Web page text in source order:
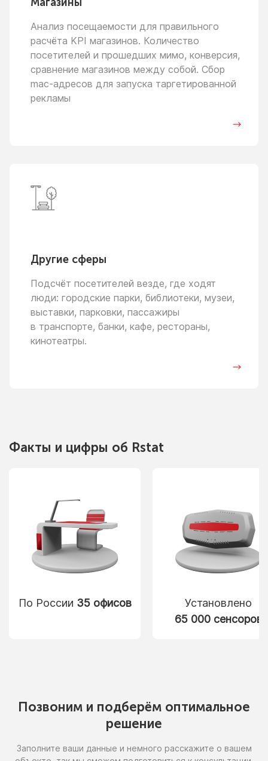
Анализ посещаемости для правильного
расчёта KPI магазинов. Количество
посетителей и прошедших мимо, конверсия,
сравнение магазинов между собой. Сбор
mac-адресов для запуска таргетированной
рекламы
Другие сферы
Подсчёт посетителей везде, где ходят
люди: городские парки, библиотеки, музеи,
выставки, парковки, пассажиры
в транспорте, банки, кафе, рестораны,
кинотеатры.
Факты и цифры об Rstat
По России 35 офисов
Установлено
65 000 сенсоров
Позвоним и подберём оптимальное
решение
Заполните ваши данные и немного расскажите о вашем